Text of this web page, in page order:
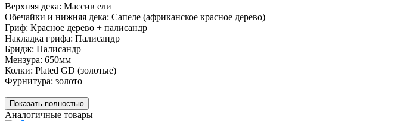
Верхняя дека: Массив ели
Обечайки и нижняя дека: Сапеле (африканское красное дерево)
Гриф: Красное дерево + палисандр
Накладка грифа: Палисандр
Бридж: Палисандр
Мензура: 650мм
Колки: Plated GD (золотые)
Фурнитура: золото
Показать полностью
Аналогичные товары